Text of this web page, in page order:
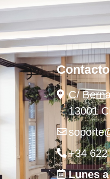
Contacto
C/
13001
+34
Lunes